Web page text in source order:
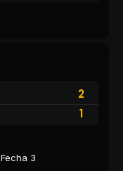
2
1
3